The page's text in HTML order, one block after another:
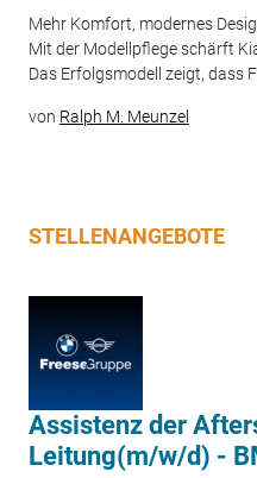
Mehr Komfort, modernes
Mit der Modellpflege schärft
Das Erfolgsmodell zeigt, dass
von Ralph M. Meunzel
STELLENANGEBOTE
Assistenz der
Leitung(m/w/d) -